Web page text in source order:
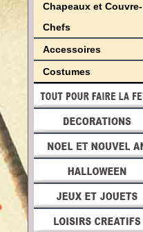
Chapeaux et Couvre-
Chefs
Accessoires
Costumes